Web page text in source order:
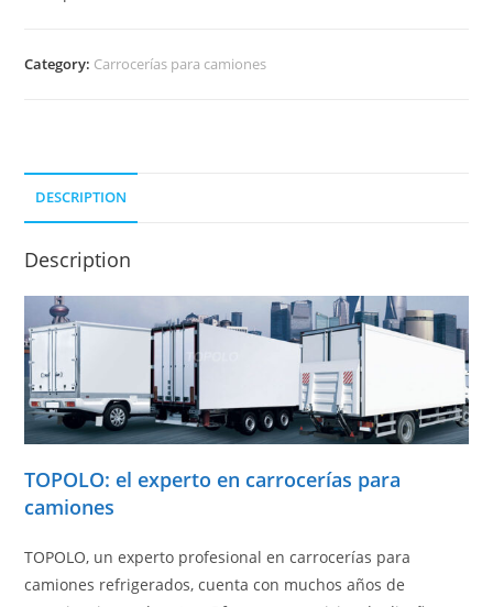
Category: Carrocerías para camiones
DESCRIPTION
Description
TOPOLO: el experto en carrocerías para
camiones
TOPOLO, un experto profesional en carrocerías para
camiones refrigerados, cuenta con muchos años de